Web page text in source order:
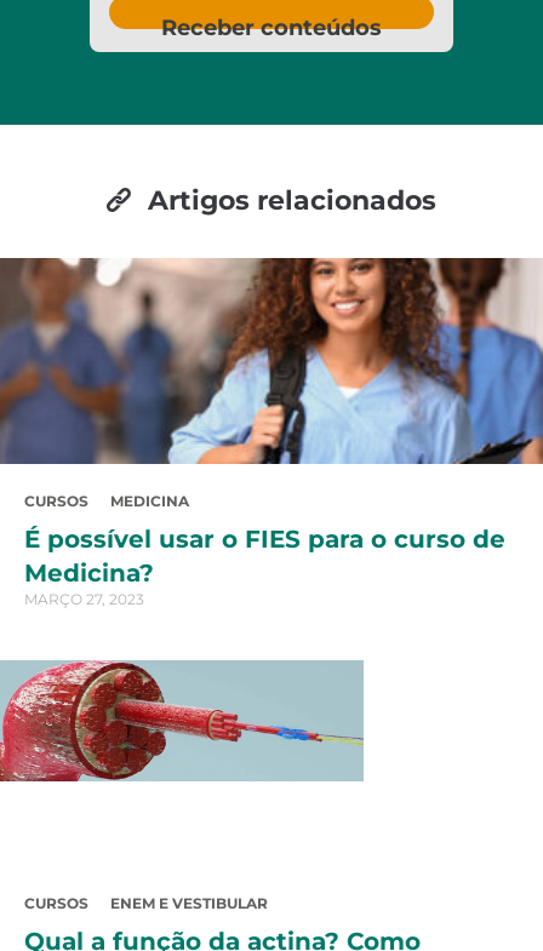
Receber conteúdos
Artigos relacionados
CURSOS MEDICINA
É possível usar o FIES para o curso de
Medicina?
MARÇO 27, 2023
CURSOS ENEM E VESTIBULAR
Qual a função da actina? Como